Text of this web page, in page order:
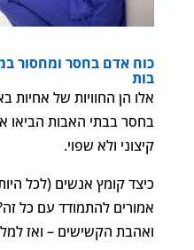
כוח אדם בחסר ומחסור
בות
אלו הן החוויות של אחיות
בחסר בבתי האבות הביאו
קיצוני ולא שפוי.
אמורים להתמודד עם כל
ואהבת הקשישים – ואז